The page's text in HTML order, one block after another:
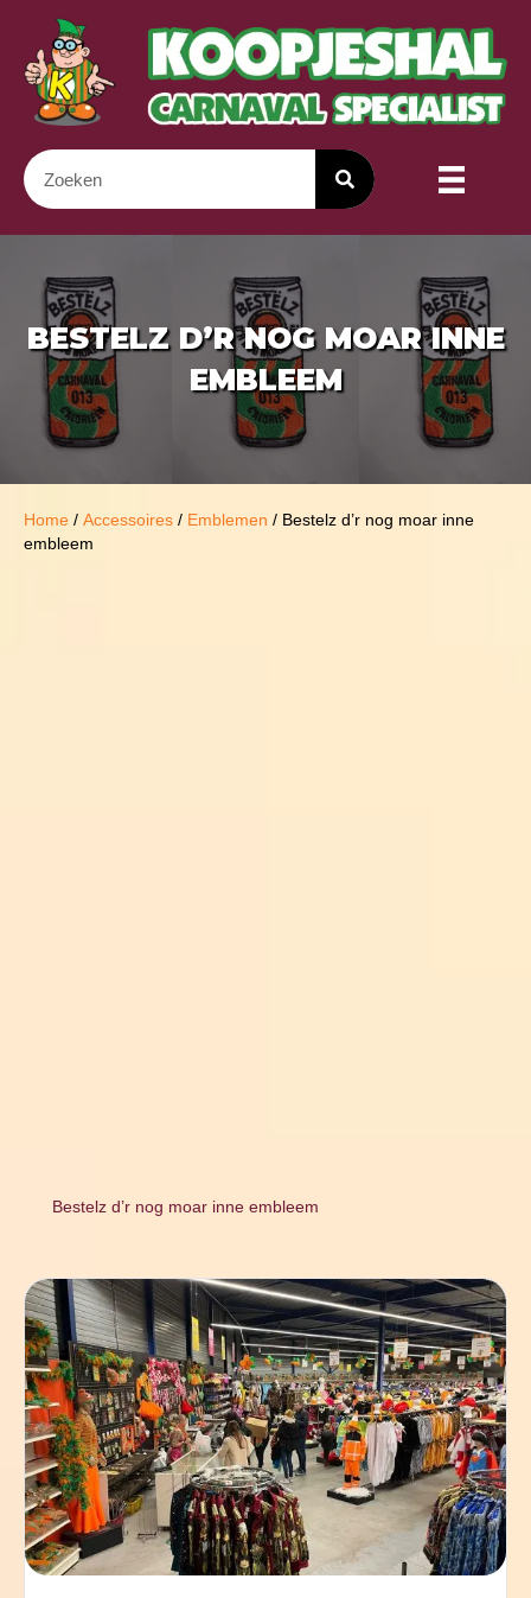
BESTELZ D’R NOG MOAR INNE
EMBLEEM
Home / Accessoires / Emblemen / Bestelz d’r nog moar inne
embleem
Bestelz d’r nog moar inne embleem